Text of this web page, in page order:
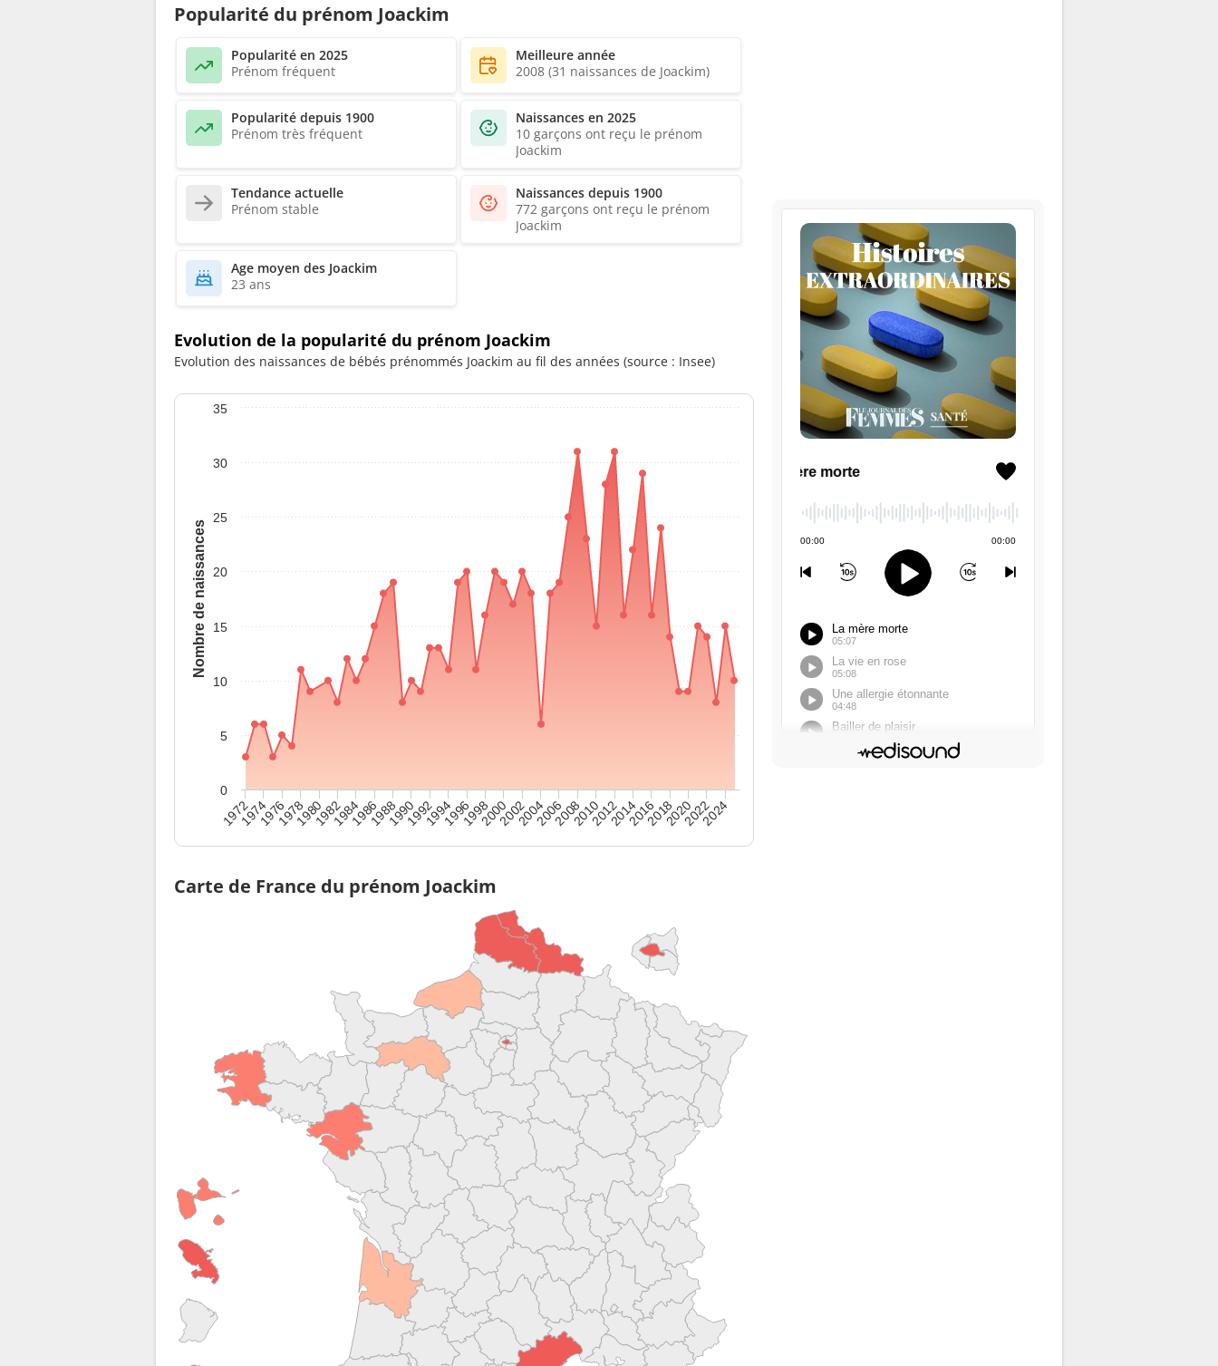
Popularité du prénom Joackim
Popularité en 2025
Prénom fréquent
Meilleure année
2008 (31 naissances de Joackim)
Popularité depuis 1900
Prénom très fréquent
Naissances en 2025
10 garçons ont reçu le prénom
Joackim
Tendance actuelle
Prénom stable
Naissances depuis 1900
772 garçons ont reçu le prénom
Joackim
Age moyen des Joackim
23 ans
Evolution de la popularité du prénom Joackim
Evolution des naissances de bébés prénommés Joackim au fil des années (source : Insee)
Nombre de naissances
197219741976197819801982198419861988199019921994199619982000200220042006200820102012201420162018202020222024
0
5
10
15
20
25
30
35
Carte de France du prénom Joackim